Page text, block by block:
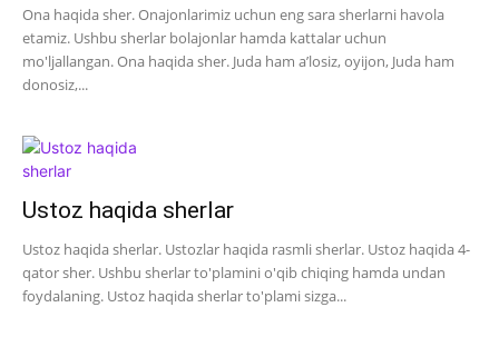
Ona haqida sher. Onajonlarimiz uchun eng sara sherlarni havola
etamiz. Ushbu sherlar bolajonlar hamda kattalar uchun
mo'ljallangan. Ona haqida sher. Juda ham a’losiz, oyijon, Juda ham
donosiz,...
Ustoz haqida sherlar
Ustoz haqida sherlar. Ustozlar haqida rasmli sherlar. Ustoz haqida 4-
qator sher. Ushbu sherlar to'plamini o'qib chiqing hamda undan
foydalaning. Ustoz haqida sherlar to'plami sizga...